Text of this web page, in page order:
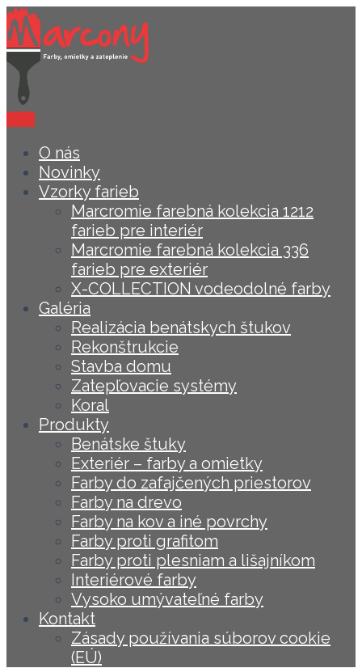
O nás
Novinky
Vzorky farieb
Marcromie farebná kolekcia 1212
farieb pre interiér
Marcromie farebná kolekcia 336
farieb pre exteriér
X-COLLECTION vodeodolné farby
Galéria
Realizácia benátskych štukov
Rekonštrukcie
Stavba domu
Zatepľovacie systémy
Koral
Produkty
Benátske štuky
Exteriér – farby a omietky
Farby do zafajčených priestorov
Farby na drevo
Farby na kov a iné povrchy
Farby proti grafitom
Farby proti plesniam a lišajníkom
Interiérové farby
Vysoko umývateľné farby
Kontakt
Zásady používania súborov cookie
(EÚ)